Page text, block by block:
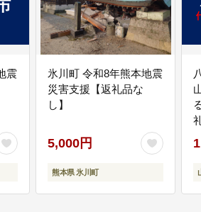
震
氷川町 令和8年熊本地震
災害支援【返礼品な
し】
5,000円
熊本県 氷川町